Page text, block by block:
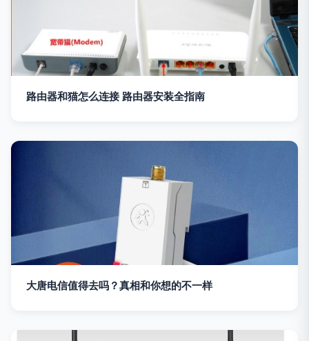
路由器和猫怎么连接 路由器安装全指南
大唐电信值得去吗？真相和你想的不一样